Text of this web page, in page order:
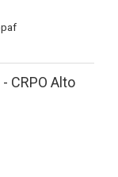
CRPO Alto